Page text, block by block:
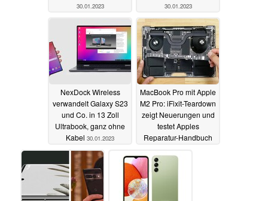
30.01.2023 30.01.2023
NexDock Wireless
verwandelt Galaxy S23
und Co. in 13 Zoll
Ultrabook, ganz ohne
Kabel 30.01.2023
MacBook Pro mit Apple
M2 Pro: iFixit-Teardown
zeigt Neuerungen und
testet Apples
Reparatur-Handbuch